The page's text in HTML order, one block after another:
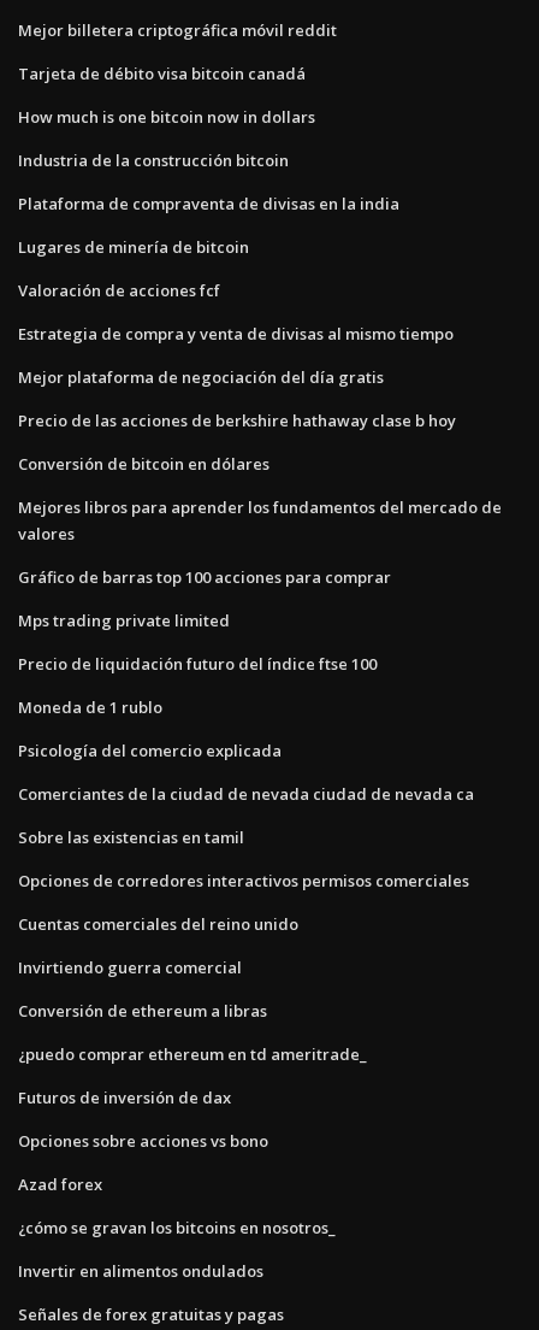
Mejor billetera criptográfica móvil reddit
Tarjeta de débito visa bitcoin canadá
How much is one bitcoin now in dollars
Industria de la construcción bitcoin
Plataforma de compraventa de divisas en la india
Lugares de minería de bitcoin
Valoración de acciones fcf
Estrategia de compra y venta de divisas al mismo tiempo
Mejor plataforma de negociación del día gratis
Precio de las acciones de berkshire hathaway clase b hoy
Conversión de bitcoin en dólares
Mejores libros para aprender los fundamentos del mercado de
valores
Gráfico de barras top 100 acciones para comprar
Mps trading private limited
Precio de liquidación futuro del índice ftse 100
Moneda de 1 rublo
Psicología del comercio explicada
Comerciantes de la ciudad de nevada ciudad de nevada ca
Sobre las existencias en tamil
Opciones de corredores interactivos permisos comerciales
Cuentas comerciales del reino unido
Invirtiendo guerra comercial
Conversión de ethereum a libras
¿puedo comprar ethereum en td ameritrade_
Futuros de inversión de dax
Opciones sobre acciones vs bono
Azad forex
¿cómo se gravan los bitcoins en nosotros_
Invertir en alimentos ondulados
Señales de forex gratuitas y pagas